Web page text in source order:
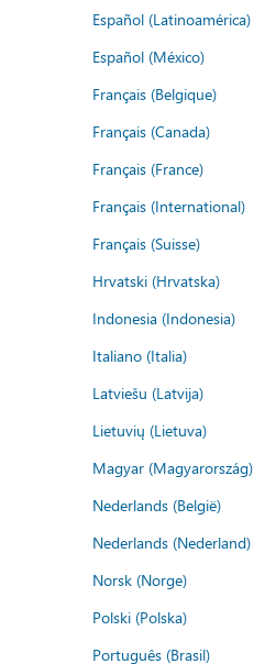
Español (Latinoamérica)
Español (México)
Français (Belgique)
Français (Canada)
Français (France)
Français (International)
Français (Suisse)
Hrvatski (Hrvatska)
Indonesia (Indonesia)
Italiano (Italia)
Latviešu (Latvija)
Lietuvių (Lietuva)
Magyar (Magyarország)
Nederlands (België)
Nederlands (Nederland)
Norsk (Norge)
Polski (Polska)
Português (Brasil)